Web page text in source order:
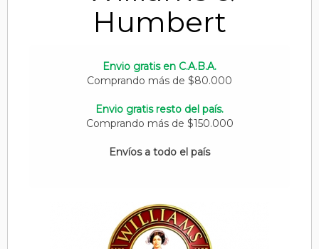
Humbert
Envio gratis en C.A.B.A.
Comprando más de $80.000
Envio gratis resto del país.
Comprando más de $150.000
Envíos a todo el país